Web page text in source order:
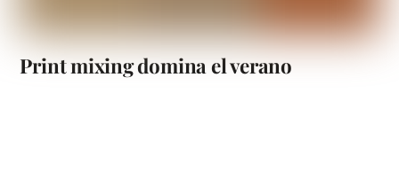
Print mixing domina el verano